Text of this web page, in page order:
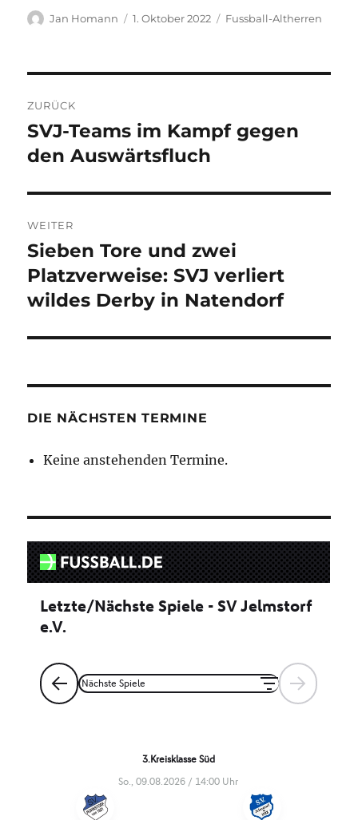
Autor
Jan Homann
Veröffentlicht
1. Oktober 2022 Kategorien
Fussball-Altherren
ZURÜCK
Vorheriger
Beitrag:
SVJ-Teams im Kampf gegen
den Auswärtsfluch
WEITER
Nächster
Beitrag:
Sieben Tore und zwei
Platzverweise: SVJ verliert
wildes Derby in Natendorf
DIE NÄCHSTEN TERMINE
Keine anstehenden Termine.